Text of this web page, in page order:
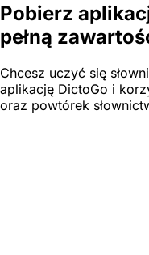
Pobierz
pełną
Chcesz uczyć się
aplikację DictoGo i
oraz powtórek